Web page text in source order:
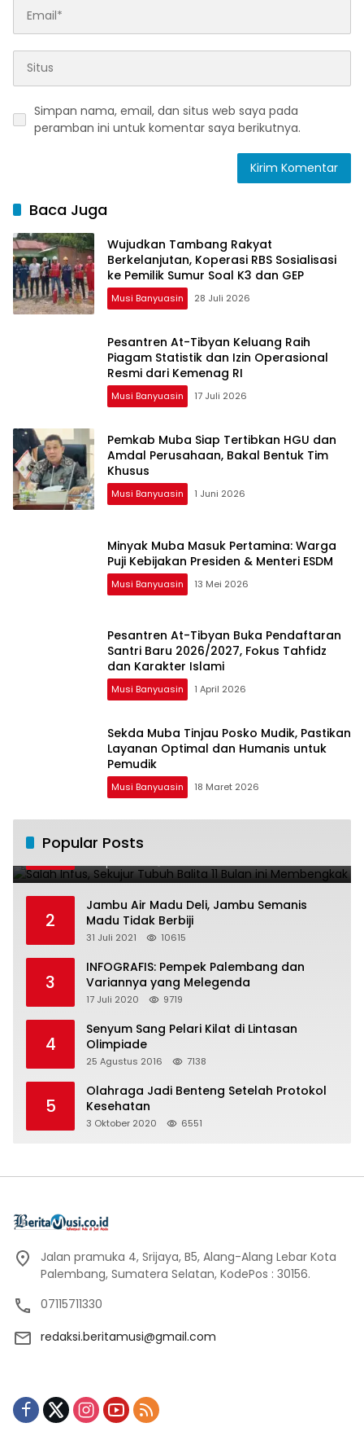
Simpan nama, email, dan situs web saya pada
peramban ini untuk komentar saya berikutnya.
Baca Juga
Wujudkan Tambang Rakyat
Berkelanjutan, Koperasi RBS Sosialisasi
ke Pemilik Sumur Soal K3 dan GEP
Musi Banyuasin 28 Juli 2026
Pesantren At-Tibyan Keluang Raih
Piagam Statistik dan Izin Operasional
Resmi dari Kemenag RI
Musi Banyuasin 17 Juli 2026
Pemkab Muba Siap Tertibkan HGU dan
Amdal Perusahaan, Bakal Bentuk Tim
Khusus
Musi Banyuasin 1 Juni 2026
Minyak Muba Masuk Pertamina: Warga
Puji Kebijakan Presiden & Menteri ESDM
Musi Banyuasin 13 Mei 2026
Pesantren At-Tibyan Buka Pendaftaran
Santri Baru 2026/2027, Fokus Tahfidz
dan Karakter Islami
Musi Banyuasin 1 April 2026
Sekda Muba Tinjau Posko Mudik, Pastikan
Layanan Optimal dan Humanis untuk
Pemudik
Musi Banyuasin 18 Maret 2026
Popular Posts
1
ini Membengkak
2
Jambu Air Madu Deli, Jambu Semanis
Madu Tidak Berbiji
31 Juli 2021 10615
3
INFOGRAFIS: Pempek Palembang dan
Variannya yang Melegenda
17 Juli 2020 9719
4
Senyum Sang Pelari Kilat di Lintasan
Olimpiade
25 Agustus 2016 7138
5
Olahraga Jadi Benteng Setelah Protokol
Kesehatan
3 Oktober 2020 6551
Jalan pramuka 4, Srijaya, B5, Alang-Alang Lebar Kota
Palembang, Sumatera Selatan, KodePos : 30156.
07115711330
redaksi.beritamusi@gmail.com